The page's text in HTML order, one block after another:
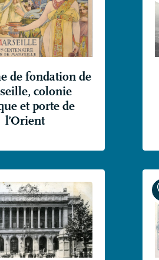
de fondation de
colonie
et porte de
l’Orient